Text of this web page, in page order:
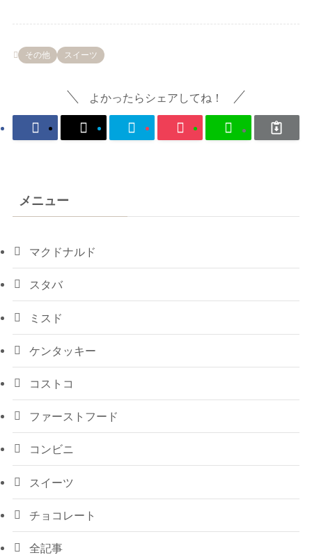
その他 スイーツ
よかったらシェアしてね！
メニュー
マクドナルド
スタバ
ミスド
ケンタッキー
コストコ
ファーストフード
コンビニ
スイーツ
チョコレート
全記事